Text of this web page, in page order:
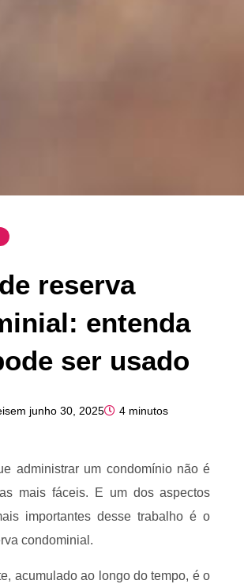
reserva
entenda
ser usado
em junho 30, 2025 4 minutos
administrar um condomínio não é
mais fáceis. E um dos aspectos
importantes desse trabalho é o
condominial.
acumulado ao longo do tempo, é o